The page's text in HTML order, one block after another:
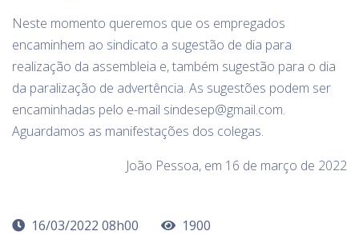
Neste momento queremos que os empregados
encaminhem ao sindicato a sugestão de dia para
realização da assembleia e, também sugestão para o dia
da paralização de advertência. As sugestões podem ser
encaminhadas pelo e-mail sindesep@gmail.com.
Aguardamos as manifestações dos colegas.
João Pessoa, em 16 de março de 2022
16/03/2022 08h00 1900